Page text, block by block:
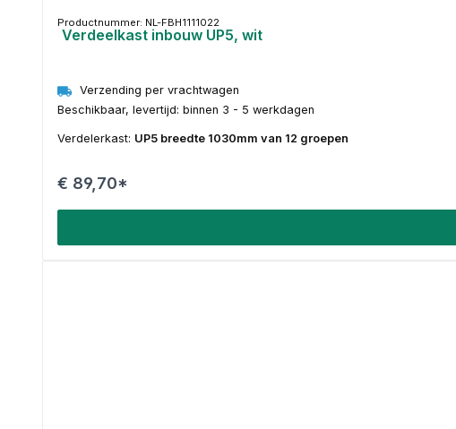
Productnummer: NL-FBH1111022
Verdeelkast inbouw UP5, wit
Verzending per vrachtwagen
Beschikbaar, levertijd: binnen 3 - 5 werkdagen
Verdelerkast: UP5 breedte 1030mm van 12 groepen
€ 89,70*